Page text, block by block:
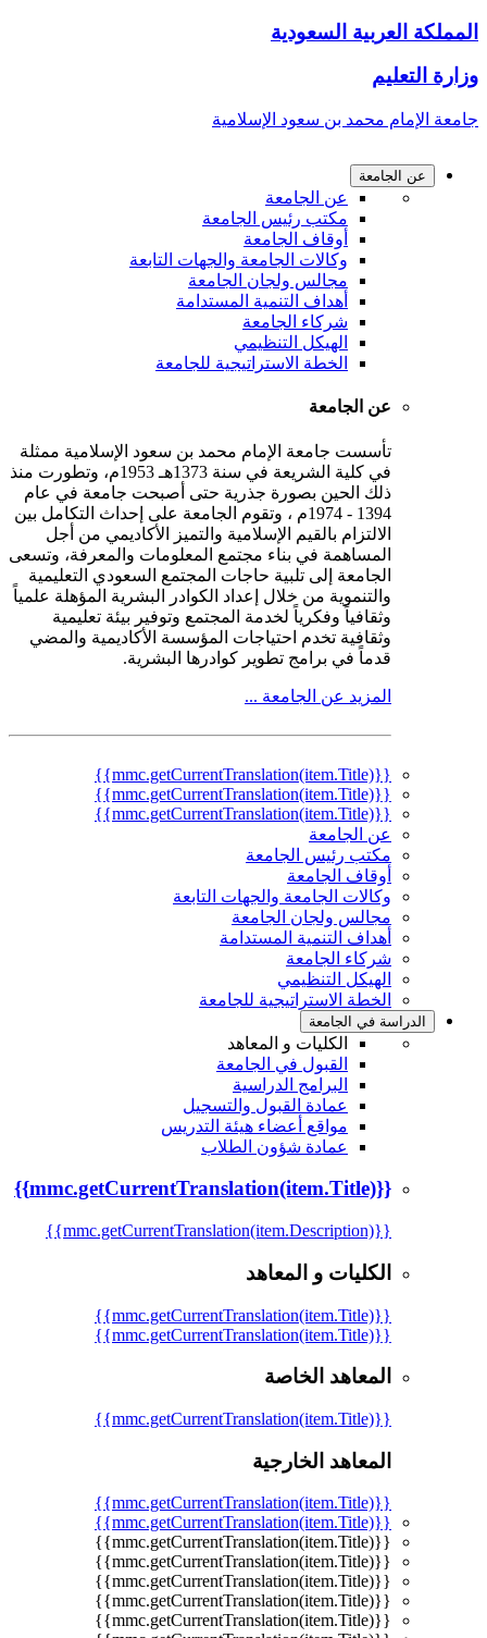
المملكة العربية السعودية
وزارة التعليم
جامعة الإمام محمد بن سعود الإسلامية
عن الجامعة
عن الجامعة
مكتب رئيس الجامعة
أوقاف الجامعة
وكالات الجامعة والجهات التابعة
مجالس ولجان الجامعة
أهداف التنمية المستدامة
شركاء الجامعة
الهيكل التنظيمي
الخطة الاستراتيجية للجامعة
عن الجامعة
تأسست جامعة الإمام محمد بن سعود الإسلامية ممثلة
في كلية الشريعة في سنة 1373هـ 1953م، وتطورت منذ
ذلك الحين بصورة جذرية حتى أصبحت جامعة في عام
1394 - 1974م ، وتقوم الجامعة على إحداث التكامل بين
الالتزام بالقيم الإسلامية والتميز الأكاديمي من أجل
المساهمة في بناء مجتمع المعلومات والمعرفة، وتسعى
الجامعة إلى تلبية حاجات المجتمع السعودي التعليمية
والتنموية من خلال إعداد الكوادر البشرية المؤهلة علمياً
وثقافياً وفكرياً لخدمة المجتمع وتوفير بيئة تعليمية
وثقافية تخدم احتياجات المؤسسة الأكاديمية والمضي
قدماً في برامج تطوير كوادرها البشرية.
المزيد عن الجامعة ...
{{mmc.getCurrentTranslation(item.Title)}}
{{mmc.getCurrentTranslation(item.Title)}}
{{mmc.getCurrentTranslation(item.Title)}}
عن الجامعة
مكتب رئيس الجامعة
أوقاف الجامعة
وكالات الجامعة والجهات التابعة
مجالس ولجان الجامعة
أهداف التنمية المستدامة
شركاء الجامعة
الهيكل التنظيمي
الخطة الاستراتيجية للجامعة
الدراسة في الجامعة
الكليات و المعاهد
القبول في الجامعة
البرامج الدراسية
عمادة القبول والتسجيل
مواقع أعضاء هيئة التدريس
عمادة شؤون الطلاب
{{mmc.getCurrentTranslation(item.Title)}}
{{mmc.getCurrentTranslation(item.Description)}}
الكليات و المعاهد
{{mmc.getCurrentTranslation(item.Title)}}
{{mmc.getCurrentTranslation(item.Title)}}
المعاهد الخاصة
{{mmc.getCurrentTranslation(item.Title)}}
المعاهد الخارجية
{{mmc.getCurrentTranslation(item.Title)}}
{{mmc.getCurrentTranslation(item.Title)}}
{{mmc.getCurrentTranslation(item.Title)}}
{{mmc.getCurrentTranslation(item.Title)}}
{{mmc.getCurrentTranslation(item.Title)}}
{{mmc.getCurrentTranslation(item.Title)}}
{{mmc.getCurrentTranslation(item.Title)}}